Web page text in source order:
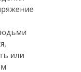
или